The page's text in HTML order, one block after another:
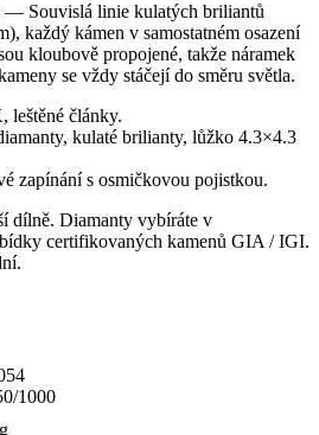
— Souvislá linie kulatých briliantů
každý kámen v samostatném osazení
kloubově propojené, takže náramek
se vždy stáčejí do směru světla.
leštěné články.
kulaté brilianty, lůžko 4.3×4.3
zapínání s osmičkovou pojistkou.
dílně. Diamanty vybíráte v
certifikovaných kamenů GIA / IGI.
1000